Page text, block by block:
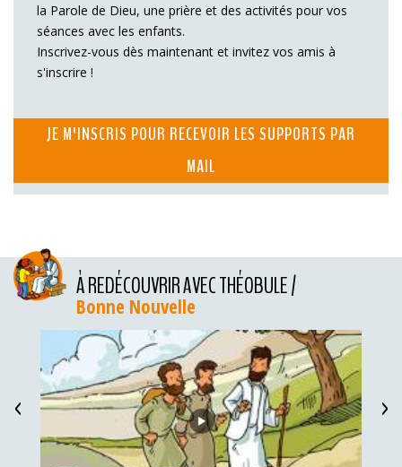
la Parole de Dieu, une prière et des activités pour vos
séances avec les enfants.
Inscrivez-vous dès maintenant et invitez vos amis à
s'inscrire !
JE M'INSCRIS POUR RECEVOIR LES SUPPORTS PAR
MAIL
À REDÉCOUVRIR AVEC THÉOBULE /
Bonne Nouvelle
< >